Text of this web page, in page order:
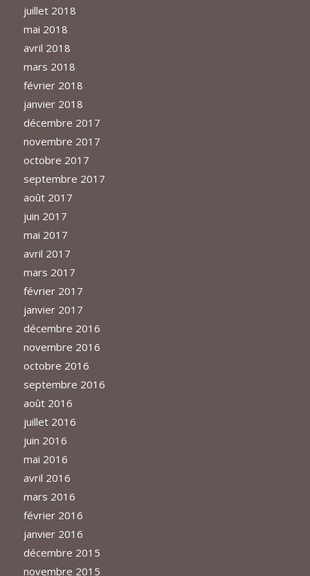
juillet 2018
mai 2018
avril 2018
mars 2018
février 2018
janvier 2018
décembre 2017
novembre 2017
octobre 2017
septembre 2017
août 2017
juin 2017
mai 2017
avril 2017
mars 2017
février 2017
janvier 2017
décembre 2016
novembre 2016
octobre 2016
septembre 2016
août 2016
juillet 2016
juin 2016
mai 2016
avril 2016
mars 2016
février 2016
janvier 2016
décembre 2015
novembre 2015